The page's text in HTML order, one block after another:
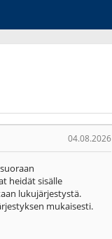
04.08.2026
heidät sisälle
lukujärjestystä.
mukaisesti.